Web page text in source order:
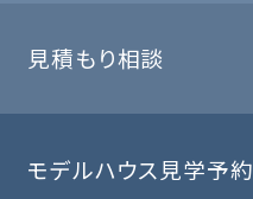
見積もり相談
モデルハウス見学予約